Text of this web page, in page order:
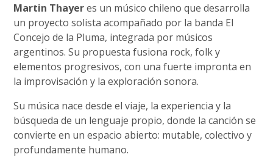
Martin Thayeres un músico chileno que desarrolla
un proyecto solista acompañado por la banda El
Concejo de la Pluma, integrada por músicos
argentinos. Su propuesta fusiona rock, folk y
elementos progresivos, con una fuerte impronta en
la improvisación y la exploración sonora.
Su música nace desde el viaje, la experiencia y la
búsqueda de un lenguaje propio, donde la canción se
convierte en un espacio abierto: mutable, colectivo y
profundamente humano.